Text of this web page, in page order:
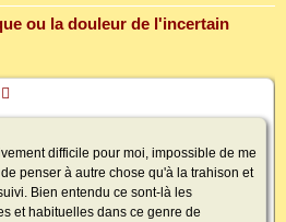
ou la douleur de l'incertain
difficile pour moi, impossible de me
penser à autre chose qu'à la trahison et
Bien entendu ce sont-là les
et habituelles dans ce genre de